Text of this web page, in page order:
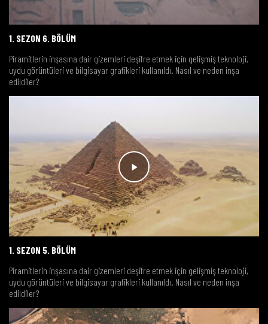
1. SEZON 6. BÖLÜM
Piramitlerin inşasına dair gizemleri deşifre etmek için gelişmiş teknoloji,
uydu görüntüleri ve bilgisayar grafikleri kullanıldı. Nasıl ve neden inşa
edildiler?
1. SEZON 5. BÖLÜM
Piramitlerin inşasına dair gizemleri deşifre etmek için gelişmiş teknoloji,
uydu görüntüleri ve bilgisayar grafikleri kullanıldı. Nasıl ve neden inşa
edildiler?